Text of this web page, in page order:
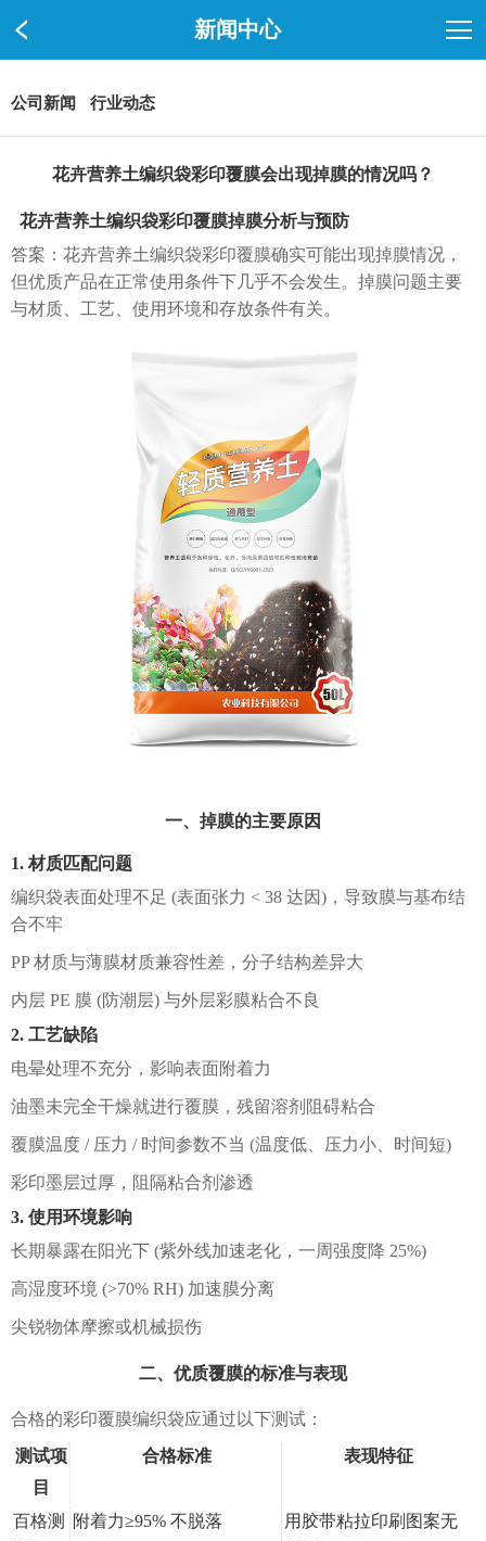
新闻中心
公司新闻 行业动态
花卉营养土编织袋彩印覆膜会出现掉膜的情况吗？
花卉营养土编织袋彩印覆膜掉膜分析与预防
答案：花卉营养土编织袋彩印覆膜确实可能出现掉膜情况，
但优质产品在正常使用条件下几乎不会发生。掉膜问题主要
与材质、工艺、使用环境和存放条件有关。
一、掉膜的主要原因
1. 材质匹配问题
编织袋表面处理不足 (表面张力 < 38 达因)，导致膜与基布结
合不牢
PP 材质与薄膜材质兼容性差，分子结构差异大
内层 PE 膜 (防潮层) 与外层彩膜粘合不良
2. 工艺缺陷
电晕处理不充分，影响表面附着力
油墨未完全干燥就进行覆膜，残留溶剂阻碍粘合
覆膜温度 / 压力 / 时间参数不当 (温度低、压力小、时间短)
彩印墨层过厚，阻隔粘合剂渗透
3. 使用环境影响
长期暴露在阳光下 (紫外线加速老化，一周强度降 25%)
高湿度环境 (>70% RH) 加速膜分离
尖锐物体摩擦或机械损伤
二、优质覆膜的标准与表现
合格的彩印覆膜编织袋应通过以下测试：
测试项
目
合格标准 表现特征
百格测
附着力≥95% 不脱落
用胶带粘拉印刷图案无